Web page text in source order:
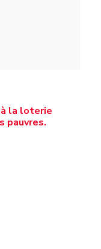
la loterie
pauvres.